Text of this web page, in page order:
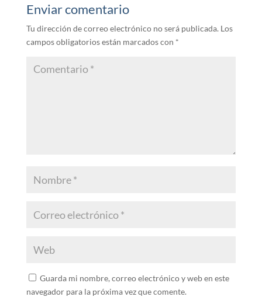
Enviar comentario
Tu dirección de correo electrónico no será publicada. Los
campos obligatorios están marcados con *
Guarda mi nombre, correo electrónico y web en este
navegador para la próxima vez que comente.